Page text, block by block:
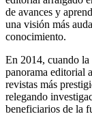
de avances y
una visión más
conocimiento.
En 2014, cuando
panorama editorial
revistas más
relegando
beneficiarios de la